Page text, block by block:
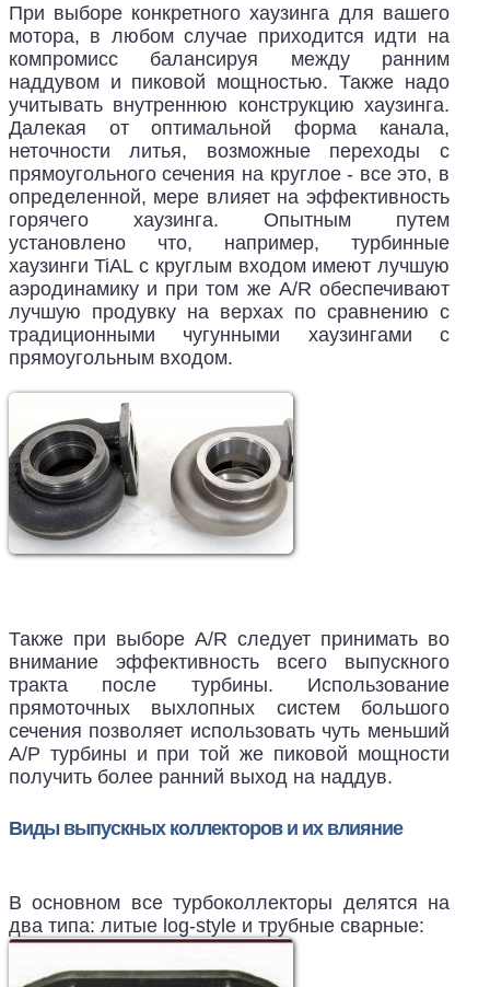
При выборе конкретного хаузинга для вашего
мотора, в любом случае приходится идти на
компромисс балансируя между ранним
наддувом и пиковой мощностью. Также надо
учитывать внутреннюю конструкцию хаузинга.
Далекая от оптимальной форма канала,
неточности литья, возможные переходы с
прямоугольного сечения на круглое - все это, в
определенной, мере влияет на эффективность
горячего хаузинга. Опытным путем
установлено что, например, турбинные
хаузинги TiAL с круглым входом имеют лучшую
аэродинамику и при том же A/R обеспечивают
лучшую продувку на верхах по сравнению с
традиционными чугунными хаузингами с
прямоугольным входом.
Также при выборе A/R следует принимать во
внимание эффективность всего выпускного
тракта после турбины. Использование
прямоточных выхлопных систем большого
сечения позволяет использовать чуть меньший
А/Р турбины и при той же пиковой мощности
получить более ранний выход на наддув.
Виды выпускных коллекторов и их влияние
В основном все турбоколлекторы делятся на
два типа: литые log-style и трубные сварные: